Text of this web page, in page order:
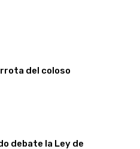
del coloso
debate la Ley de